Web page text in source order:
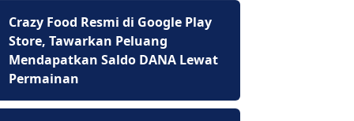
Crazy Food Resmi di Google Play
Store, Tawarkan Peluang
Mendapatkan Saldo DANA Lewat
Permainan